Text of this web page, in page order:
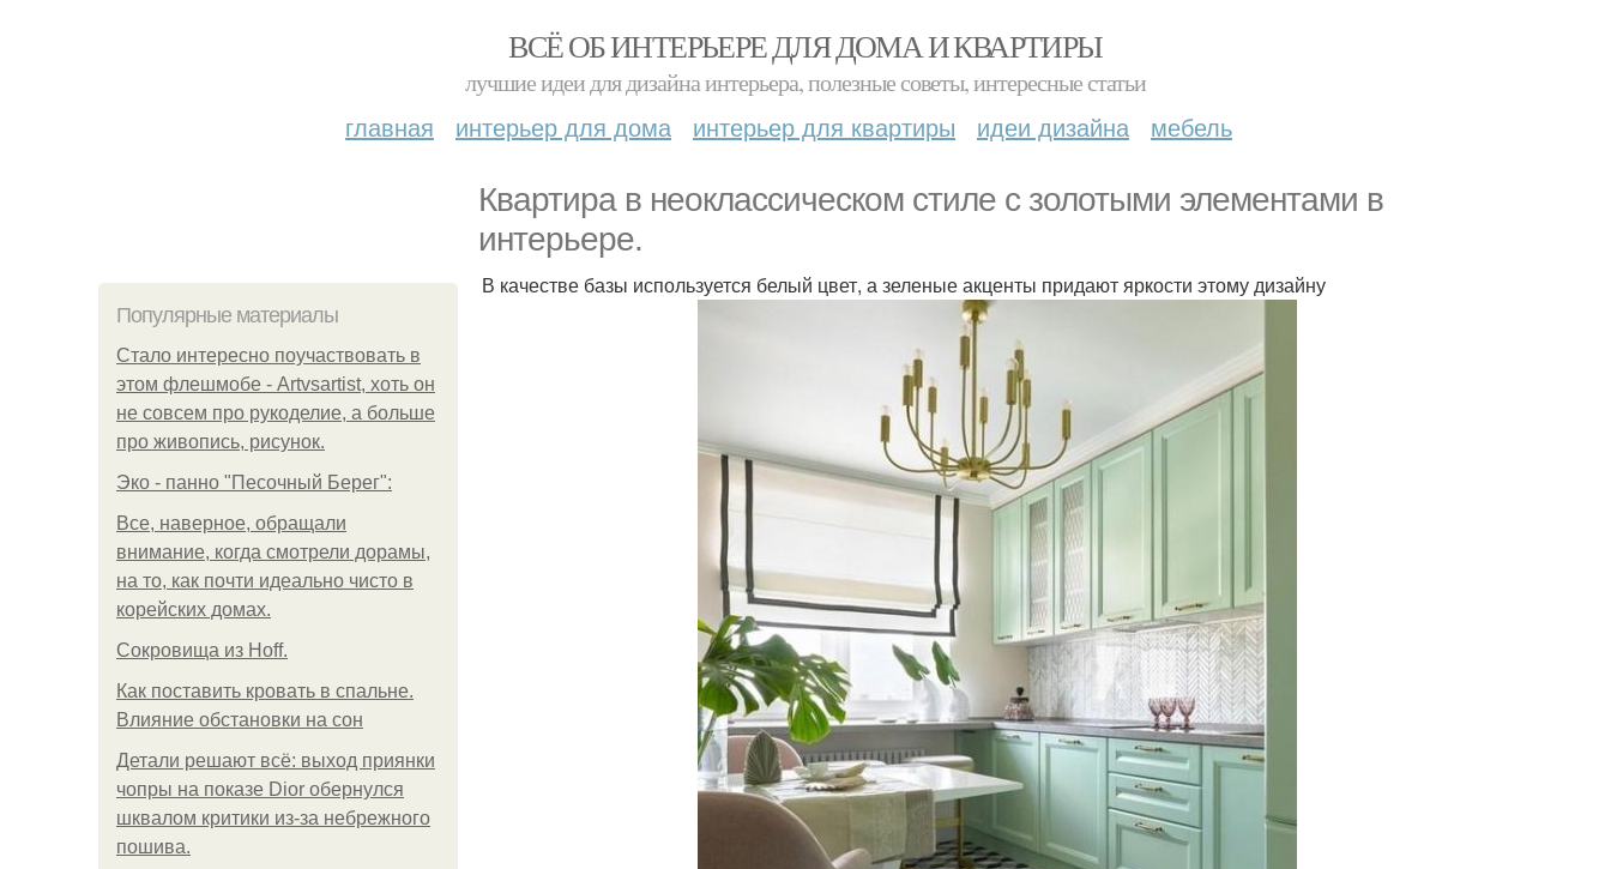
ВСЁ ОБ ИНТЕРЬЕРЕ ДЛЯ ДОМА И КВАРТИРЫ
лучшие идеи для дизайна интерьера, полезные советы, интересные статьи
главная интерьер для дома интерьер для квартиры идеи дизайна мебель
Квартира в неоклассическом стиле с золотыми элементами в
интерьере.
Популярные материалы
Стало интересно поучаствовать в
этом флешмобе - Artvsartist, хоть он
не совсем про рукоделие, а больше
про живопись, рисунок.
Эко - панно "Песочный Берег":
Все, наверное, обращали
внимание, когда смотрели дорамы,
на то, как почти идеально чисто в
корейских домах.
Сокровища из Hoff.
Как поставить кровать в спальне.
Влияние обстановки на сон
Детали решают всё: выход приянки
чопры на показе Dior обернулся
шквалом критики из-за небрежного
пошива.
В качестве базы используется белый цвет, а зеленые акценты придают яркости этому дизайну